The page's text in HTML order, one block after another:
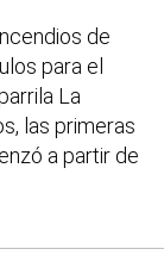
de
para el
La
las primeras
a partir de